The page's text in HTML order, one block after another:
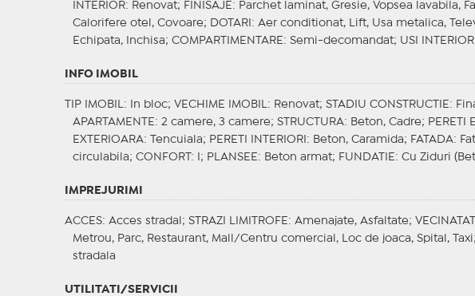
INTERIOR: Renovat; FINISAJE : Parchet laminat, Gresie, Vopsea lavabila,
Calorifere otel, Covoare;
DOTARI : Aer conditionat, Lift, Usa metalica,
Echipata, Inchisa; COMPARTIMENTARE : Semi-decomandat; USI INTERIOR
INFO IMOBIL
TIP IMOBIL : In bloc; VECHIME IMOBIL : Renovat; STADIU CONSTRUCTIE :
APARTAMENTE : 2 camere, 3 camere; STRUCTURA: Beton, Cadre; PERETI
EXTERIOARA: Tencuiala; PERETI INTERIORI : Beton, Caramida; FATADA:
circulabila; CONFORT : I; PLANSEE : Beton armat; FUNDATIE : Cu Ziduri
IMPREJURIMI
ACCES: Acces stradal; STRAZI LIMITROFE : Amenajate, Asfaltate; VECINATATI
Metrou, Parc, Restaurant, Mall/Centru comercial, Loc de joaca, Spital, Taxi;
stradala
UTILITATI/SERVICII